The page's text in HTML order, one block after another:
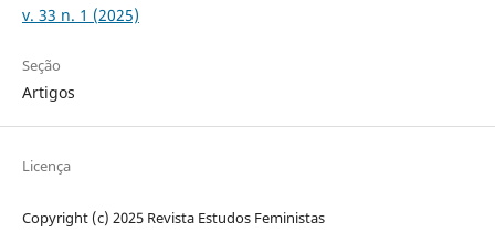
v. 33 n. 1 (2025)
Seção
Artigos
Licença
Copyright (c) 2025 Revista Estudos Feministas